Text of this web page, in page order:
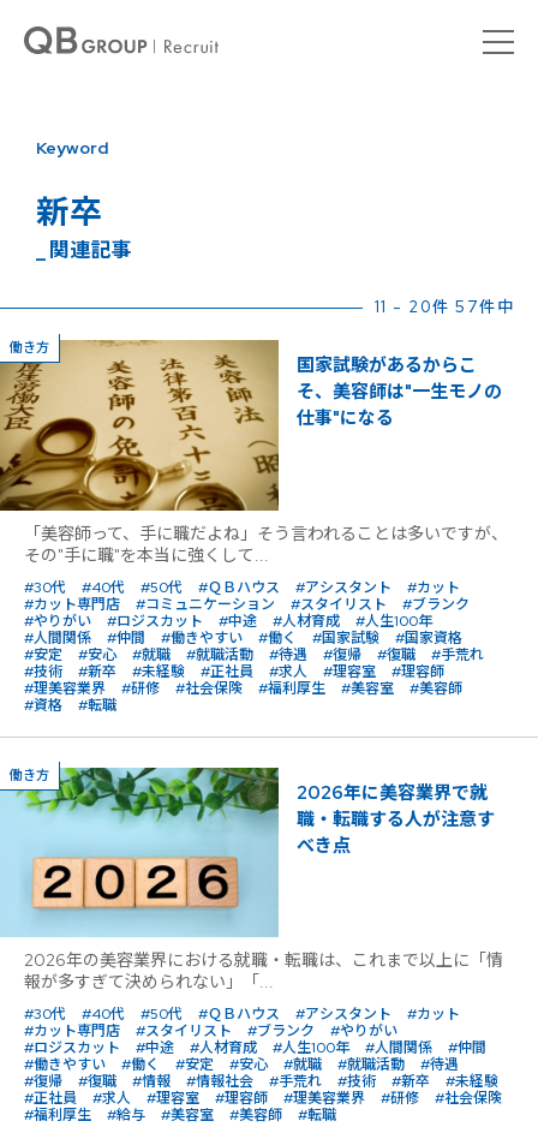
Keyword
新卒
_ 関連記事
11 - 20件 57件中
働き方
国家試験があるからこ
そ、美容師は"一生モノの
仕事"になる
「美容師って、手に職だよね」そう言われることは多いですが、
その"手に職"を本当に強くして...
#30代 #40代 #50代 #ＱＢハウス #アシスタント
#カット
#カット専門店
#コミュニケーション #スタイリスト
#ブランク
#やりがい
#ロジスカット #中途 #人材育成
#人生100年
#人間関係
#仲間 #働きやすい #働く #国家試験
#国家資格
#安定
#安心 #就職 #就職活動 #待遇 #復帰 #復職
#手荒れ
#技術
#新卒 #未経験 #正社員 #求人 #理容室
#理容師
#理美容業界
#研修 #社会保険 #福利厚生 #美容室
#美容師
#資格
#転職
働き方
2026年に美容業界で就
職・転職する人が注意す
べき点
2026年の美容業界における就職・転職は、これまで以上に「情
報が多すぎて決められない」「...
#30代 #40代 #50代 #ＱＢハウス #アシスタント
#カット
#カット専門店
#スタイリスト #ブランク
#やりがい
#ロジスカット
#中途 #人材育成 #人生100年 #人間関係
#仲間
#働きやすい
#働く #安定 #安心 #就職 #就職活動
#待遇
#復帰
#復職 #情報 #情報社会 #手荒れ #技術 #新卒
#未経験
#正社員
#求人 #理容室 #理容師 #理美容業界 #研修
#社会保険
#福利厚生
#給与 #美容室 #美容師 #転職